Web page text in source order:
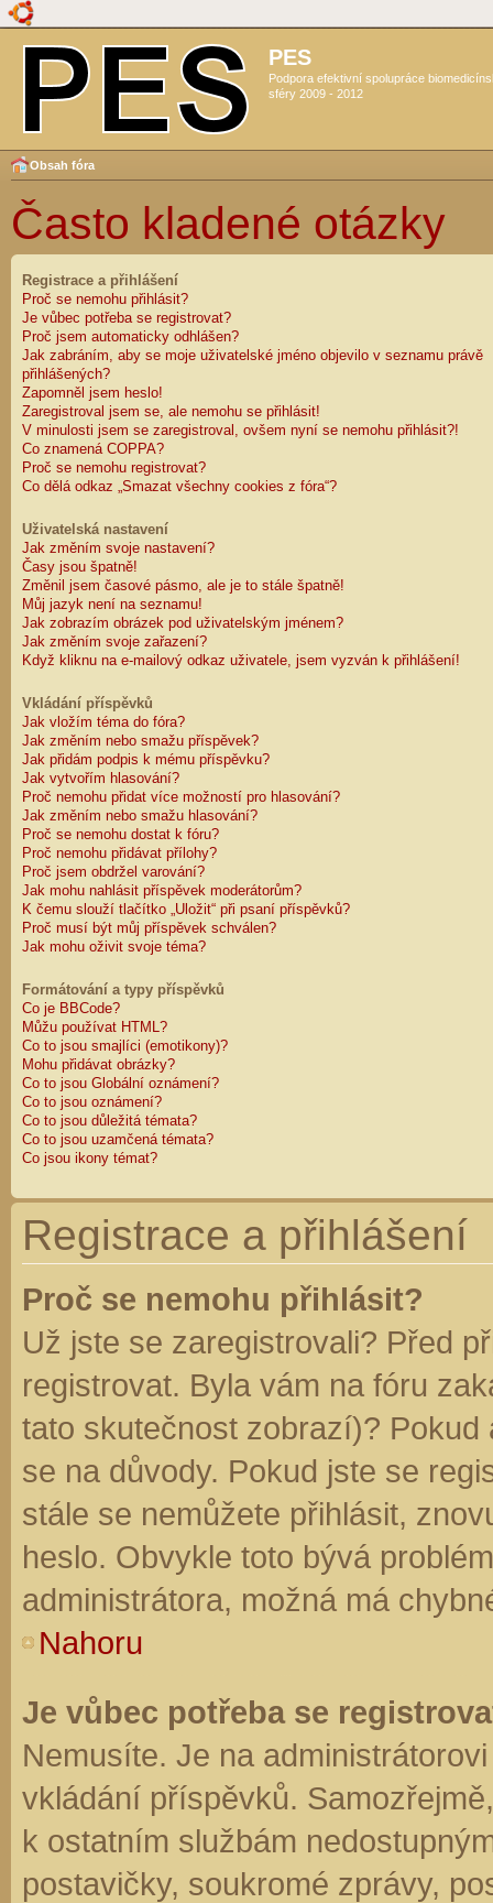
PES
Podpora efektivní spolupráce
sféry 2009 - 2012
Obsah fóra
Často kladené otázky
Registrace a přihlášení
Proč se nemohu přihlásit?
Je vůbec potřeba se registrovat?
Proč jsem automaticky odhlášen?
Jak zabráním, aby se moje uživatelské jméno objevilo v seznamu právě
přihlášených?
Zapomněl jsem heslo!
Zaregistroval jsem se, ale nemohu se přihlásit!
V minulosti jsem se zaregistroval, ovšem nyní se nemohu přihlásit?!
Co znamená COPPA?
Proč se nemohu registrovat?
Co dělá odkaz „Smazat všechny cookies z fóra“?
Uživatelská nastavení
Jak změním svoje nastavení?
Časy jsou špatně!
Změnil jsem časové pásmo, ale je to stále špatně!
Můj jazyk není na seznamu!
Jak zobrazím obrázek pod uživatelským jménem?
Jak změním svoje zařazení?
Když kliknu na e-mailový odkaz uživatele, jsem vyzván k přihlášení!
Vkládání příspěvků
Jak vložím téma do fóra?
Jak změním nebo smažu příspěvek?
Jak přidám podpis k mému příspěvku?
Jak vytvořím hlasování?
Proč nemohu přidat více možností pro hlasování?
Jak změním nebo smažu hlasování?
Proč se nemohu dostat k fóru?
Proč nemohu přidávat přílohy?
Proč jsem obdržel varování?
Jak mohu nahlásit příspěvek moderátorům?
K čemu slouží tlačítko „Uložit“ při psaní příspěvků?
Proč musí být můj příspěvek schválen?
Jak mohu oživit svoje téma?
Formátování a typy příspěvků
Co je BBCode?
Můžu používat HTML?
Co to jsou smajlíci (emotikony)?
Mohu přidávat obrázky?
Co to jsou Globální oznámení?
Co to jsou oznámení?
Co to jsou důležitá témata?
Co to jsou uzamčená témata?
Co jsou ikony témat?
Registrace a přihlášení
Proč se nemohu přihlásit?
Už jste se zaregistrovali? Před
registrovat. Byla vám na fóru
tato skutečnost zobrazí)?
se na důvody. Pokud jste se
stále se nemůžete přihlásit,
heslo. Obvykle toto bývá
administrátora, možná má
Nahoru
Je vůbec potřeba se
Nemusíte. Je na
vkládání příspěvků.
k ostatním službám
postavičky, soukromé zprávy,